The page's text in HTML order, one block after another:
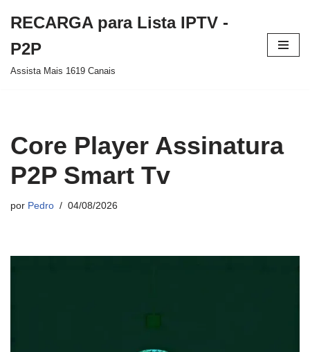
para
o
RECARGA para Lista IPTV -
P2P
Assista Mais 1619 Canais
Core Player Assinatura
P2P Smart Tv
por Pedro 04/08/2026